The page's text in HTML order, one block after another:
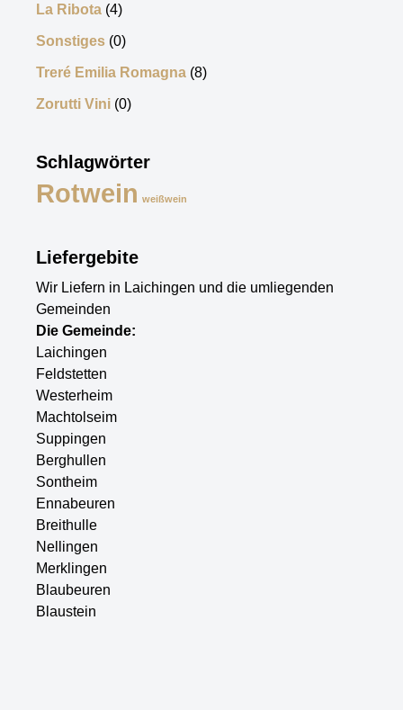
La Ribota (4)
Sonstiges (0)
Treré Emilia Romagna (8)
Zorutti Vini (0)
Schlagwörter
Rotwein weißwein
Liefergebite
Wir Liefern in Laichingen und die umliegenden
Gemeinden
Die Gemeinde:
Laichingen
Feldstetten
Westerheim
Machtolseim
Suppingen
Berghullen
Sontheim
Ennabeuren
Breithulle
Nellingen
Merklingen
Blaubeuren
Blaustein